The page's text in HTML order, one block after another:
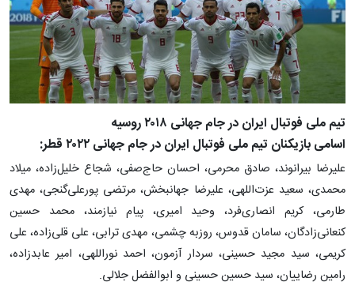
تیم ملی فوتبال ایران در جام جهانی ۲۰۱۸ روسیه
اسامی بازیکنان تیم ملی فوتبال ایران در جام جهانی ۲۰۲۲ قطر:
علیرضا بیرانوند، صادق محرمی، احسان حاج‌صفی، شجاع خلیل‌زاده، میلاد
محمدی، سعید عزت‌اللهی، علیرضا جهانبخش، مرتضی پورعلی‌گنجی، مهدی
طارمی، کریم انصاری‌فرد، وحید امیری، پیام نیازمند، محمد حسین
کنعانی‌زادگان، سامان قدوس، روزبه چشمی، مهدی ترابی، علی قلی‌زاده، علی
کریمی، سید مجید حسینی، سردار آزمون، احمد نوراللهی، امیر عابدزاده،
رامین رضاییان، سید حسین حسینی و ابوالفضل جلالی.